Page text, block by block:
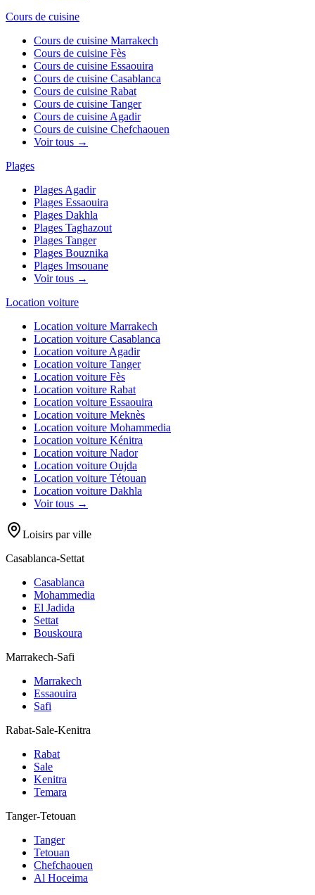
Cours de cuisine
Cours de cuisine Marrakech
Cours de cuisine Fès
Cours de cuisine Essaouira
Cours de cuisine Casablanca
Cours de cuisine Rabat
Cours de cuisine Tanger
Cours de cuisine Agadir
Cours de cuisine Chefchaouen
Voir tous →
Plages
Plages Agadir
Plages Essaouira
Plages Dakhla
Plages Taghazout
Plages Tanger
Plages Bouznika
Plages Imsouane
Voir tous →
Location voiture
Location voiture Marrakech
Location voiture Casablanca
Location voiture Agadir
Location voiture Tanger
Location voiture Fès
Location voiture Rabat
Location voiture Essaouira
Location voiture Meknès
Location voiture Mohammedia
Location voiture Kénitra
Location voiture Nador
Location voiture Oujda
Location voiture Tétouan
Location voiture Dakhla
Voir tous →
Loisirs par ville
Casablanca-Settat
Casablanca
Mohammedia
El Jadida
Settat
Bouskoura
Marrakech-Safi
Marrakech
Essaouira
Safi
Rabat-Sale-Kenitra
Rabat
Sale
Kenitra
Temara
Tanger-Tetouan
Tanger
Tetouan
Chefchaouen
Al Hoceima